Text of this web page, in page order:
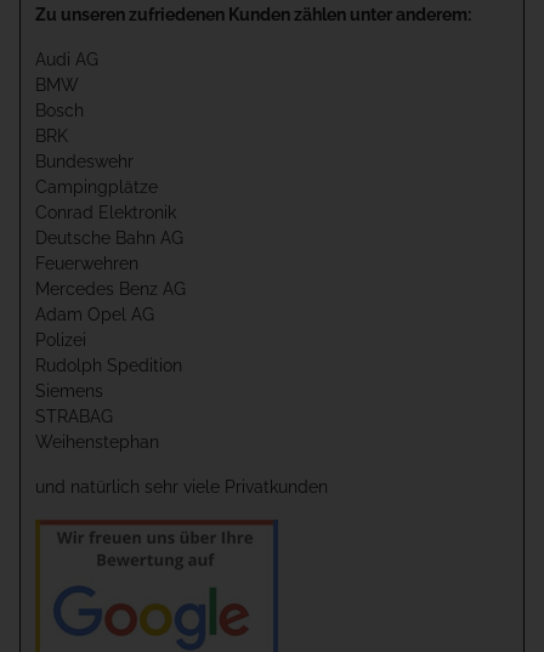
Zu unseren zufriedenen Kunden zählen unter anderem:
Audi AG
BMW
Bosch
BRK
Bundeswehr
Campingplätze
Conrad Elektronik
Deutsche Bahn AG
Feuerwehren
Mercedes Benz AG
Adam Opel AG
Polizei
Rudolph Spedition
Siemens
STRABAG
Weihenstephan
und natürlich sehr viele Privatkunden